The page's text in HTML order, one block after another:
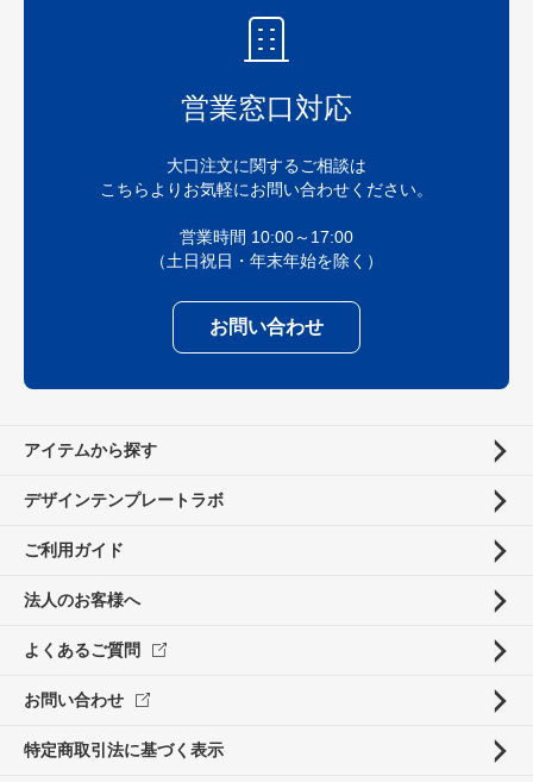
営業窓口対応
大口注文に関するご相談は
こちらよりお気軽にお問い合わせください。
営業時間 10:00～17:00
（土日祝日・年末年始を除く）
お問い合わせ
アイテムから探す
デザインテンプレートラボ
ご利用ガイド
法人のお客様へ
よくあるご質問
お問い合わせ
特定商取引法に基づく表示